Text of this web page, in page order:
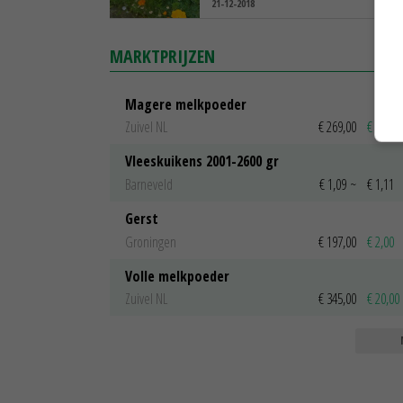
21-12-2018
MARKTPRIJZEN
Magere melkpoeder
Zuivel NL
€ 269,00 € 7,00
Vleeskuikens 2001-2600 gr
Barneveld
€ 1,09 ~ € 1,11
Gerst
Groningen
€ 197,00 € 2,00
Volle melkpoeder
Zuivel NL
€ 345,00 € 20,00